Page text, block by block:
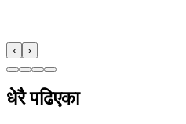
‹ ›
धेरै पढिएका